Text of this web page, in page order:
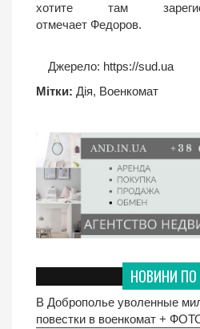
хотите там
отмечает Федоров.
Джерело: https://sud.ua
Мітки: Дія, Военкомат
НОВИНИ ПО
В Доброполье уволенные
повестки в военкомат +